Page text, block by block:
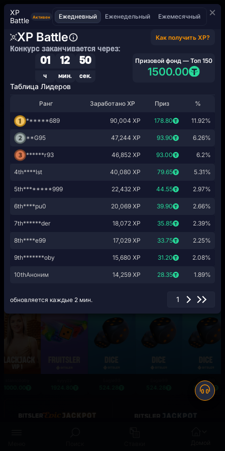
Вход Зарегистрироваться
XP
Battle
Активен Ежедневный Еженедельный Ежемесячный
XP Battle
Как получить XP?
Конкурс заканчивается через:
01
ч
12
мин.
50
сек.
Призовой фонд — Топ 150
1500.00
Таблица Лидеров
Ранг Заработано XP Приз %
******689 90,004 XP 178.80 11.92%
**G95 47,244 XP 93.90 6.26%
******r93 46,852 XP 93.00 6.2%
4th****lst 40,080 XP 79.65 5.31%
5th********999 22,432 XP 44.55 2.97%
6th****pu0 20,069 XP 39.90 2.66%
7th******der 18,072 XP 35.85 2.39%
8th****e99 17,029 XP 33.75 2.25%
9th*******oby 15,680 XP 31.20 2.08%
10thАноним 14,259 XP 28.35 1.89%
1
обновляется каждые 2 мин.
ЭКСКЛЮЗИВ
ПРИВЕТСТВЕННОЕ
ПРЕДЛОЖЕНИЕ
200%
+ FREE CASH SPINS
ЗАРЕГИСТРИРОВАТЬСЯ ›
СПОРТ
КИБЕРСПОРТ
Casino
Eagle99
524.28